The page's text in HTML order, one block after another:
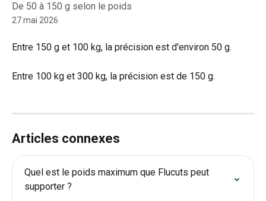
De 50 à 150 g selon le poids
27 mai 2026
Entre 150 g et 100 kg, la précision est d'environ 50 g.
Entre 100 kg et 300 kg, la précision est de 150 g.
Articles connexes
Quel est le poids maximum que Flucuts peut
supporter ?